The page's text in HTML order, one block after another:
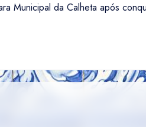
Municipal da Calheta após